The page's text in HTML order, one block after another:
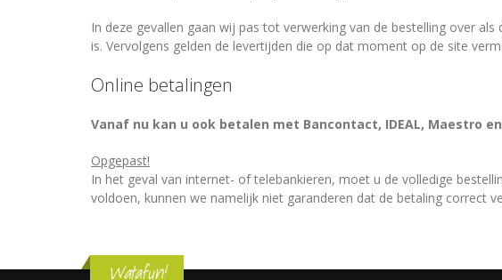
In deze gevallen gaan wij pas tot verwerking van de bestelling over
is. Vervolgens gelden de levertijden die op dat moment op de site
Online betalingen
Vanaf nu kan u ook betalen met Bancontact, IDEAL, Maestro
Opgepast!
In het geval van internet- of telebankieren, moet u de volledige
voldoen, kunnen we namelijk niet garanderen dat de betaling correct
Watafun!